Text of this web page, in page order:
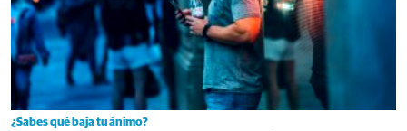
¿Sabes qué baja tu ánimo?